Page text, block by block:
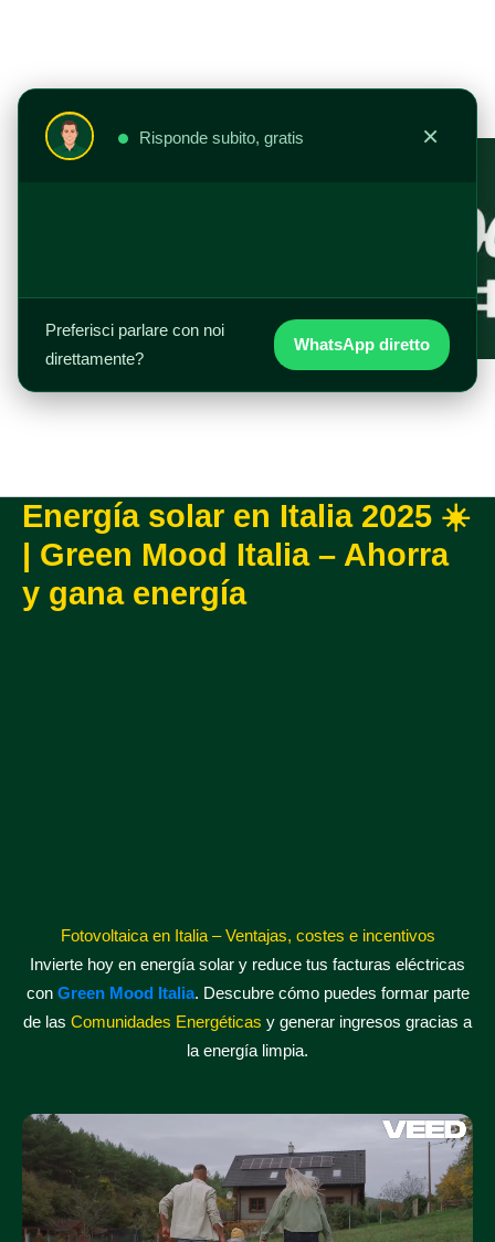
Risponde subito, gratis ×
Preferisci parlare con noi
direttamente?
WhatsApp diretto
Energía solar en Italia 2025 ☀️
| Green Mood Italia – Ahorra
y gana energía
Fotovoltaica en Italia – Ventajas, costes e incentivos
Invierte hoy en energía solar y reduce tus facturas eléctricas
con Green Mood Italia. Descubre cómo puedes formar parte
de las Comunidades Energéticas y generar ingresos gracias a
la energía limpia.